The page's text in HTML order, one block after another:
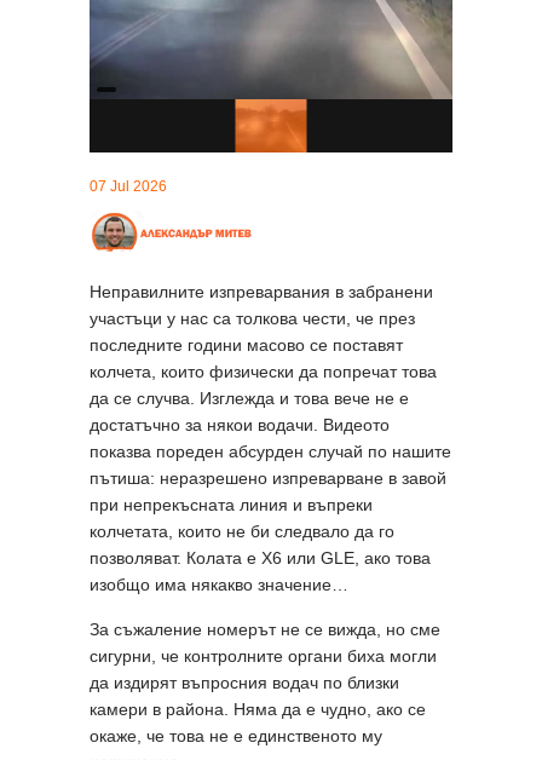
07 Jul 2026
Неправилните изпреварвания в забранени
участъци у нас са толкова чести, че през
последните години масово се поставят
колчета, които физически да попречат това
да се случва. Изглежда и това вече не е
достатъчно за някои водачи. Видеото
показва пореден абсурден случай по нашите
пътиша: неразрешено изпреварване в завой
при непрекъсната линия и въпреки
колчетата, които не би следвало да го
позволяват. Колата е X6 или GLE, ако това
изобщо има някакво значение…
За съжаление номерът не се вижда, но сме
сигурни, че контролните органи биха могли
да издирят въпросния водач по близки
камери в района. Няма да е чудно, ако се
окаже, че това не е единственото му